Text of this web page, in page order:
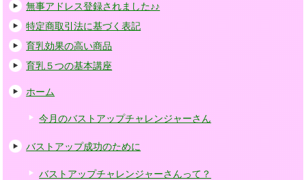
無事アドレス登録されました♪♪
特定商取引法に基づく表記
育乳効果の高い商品
育乳５つの基本講座
ホーム
今月のバストアップチャレンジャーさん
バストアップ成功のために
バストアップチャレンジャーさんって？